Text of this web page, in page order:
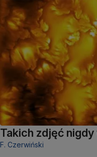
Takich zdjęć
F. Czerwiński